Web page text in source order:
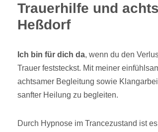
Trauerhilfe und
Heßdorf
Ich bin für dich da, wenn du den
Trauer feststeckst. Mit meiner
achtsamer Begleitung sowie
sanfter Heilung zu begleiten.
Durch Hypnose im Trancezustand ist